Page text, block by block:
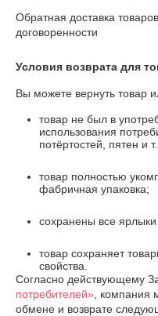
Обратная доставка
договоренности
Условия возврата для
Вы можете вернуть товар
товар не был в
использования
потёртостей, пятен и
товар полностью
фабричная упаковка;
сохранены все
товар сохраняет
свойства.
Согласно действующему
потребителей» , компания
обмене и возврате